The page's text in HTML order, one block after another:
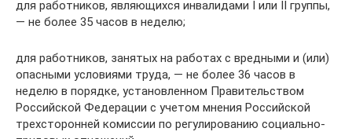
для работников, являющихся инвалидами I или II группы,
— не более 35 часов в неделю;
для работников, занятых на работах с вредными и (или)
опасными условиями труда, — не более 36 часов в
неделю в порядке, установленном Правительством
Российской Федерации с учетом мнения Российской
трехсторонней комиссии по регулированию социально-